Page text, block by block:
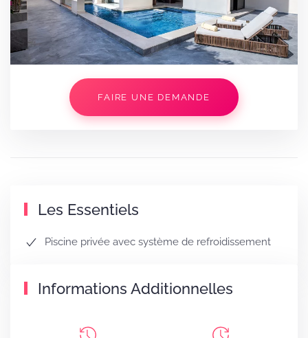
FAIRE UNE DEMANDE
Les Essentiels
Piscine privée avec système de refroidissement
Informations Additionnelles